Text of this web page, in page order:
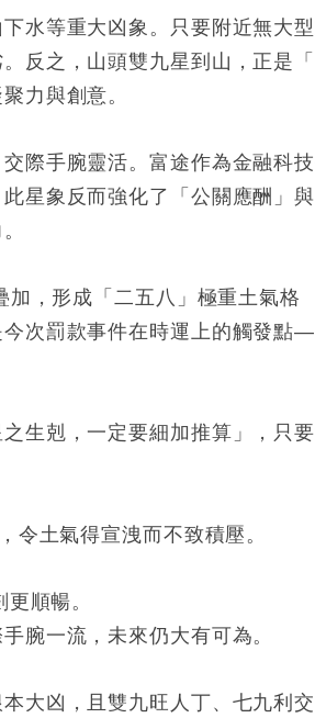
水等重大凶象。只要附近無大
反之，山頭雙九星到山，正是
力與創意。
際手腕靈活。富途作為金融科
星象反而強化了「公關應酬」與
，形成「二五八」極重土氣格
今次罰款事件在時運上的觸發
生剋，一定要細加推算」，只
令土氣得宣洩而不致積壓。
順暢。
腕一流，未來仍大有可為。
大凶，且雙九旺人丁、七九利交